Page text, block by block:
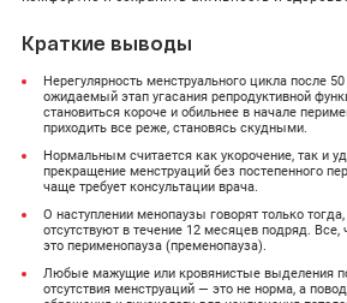
Краткие выводы
Нерегулярность менструального цикла после
ожидаемый этап угасания репродуктивной
становиться короче и обильнее в начале
приходить все реже, становясь скудными.
Нормальным считается как укорочение, так и
прекращение менструаций без постепенного
чаще требует консультации врача.
О наступлении менопаузы говорят только
отсутствуют в течение 12 месяцев подряд. Все,
это перименопауза (пременопауза).
Любые мажущие или кровянистые выделения
отсутствия менструаций — это не норма, а